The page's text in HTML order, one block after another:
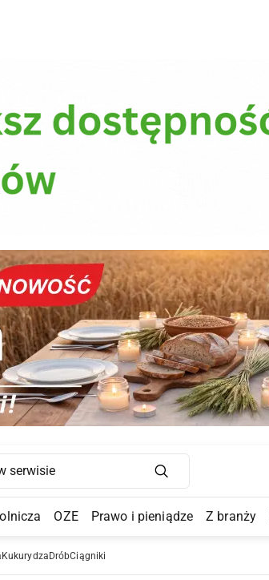
Main Navigation
OZE Prawo i pieniądze Z branży
Kukurydza DróbCiągniki